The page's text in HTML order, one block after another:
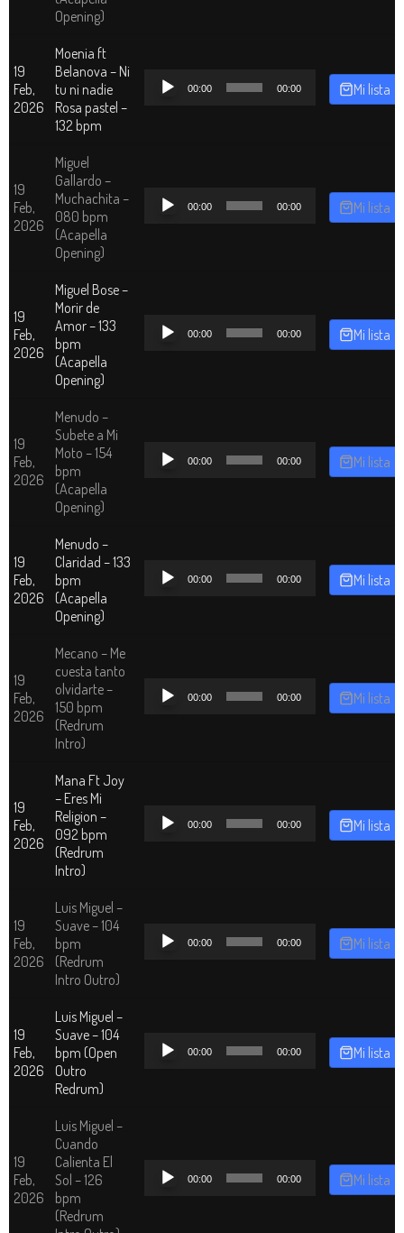
Opening)
19
Feb,
2026
Moenia ft
Belanova – Ni
tu ni nadie
Rosa pastel –
132 bpm
Reproductor
00:00 00:00 Mi lista
19
Feb,
2026
Miguel
Gallardo –
Muchachita –
080 bpm
(Acapella
Opening)
Reproductor
00:00 00:00 Mi lista
19
Feb,
2026
Miguel Bose –
Morir de
Amor – 133
bpm
(Acapella
Opening)
Reproductor
00:00 00:00 Mi lista
19
Feb,
2026
Menudo –
Subete a Mi
Moto – 154
bpm
(Acapella
Opening)
Reproductor
00:00 00:00 Mi lista
19
Feb,
2026
Menudo –
Claridad – 133
bpm
(Acapella
Opening)
Reproductor
00:00 00:00 Mi lista
19
Feb,
2026
Mecano – Me
cuesta tanto
olvidarte –
150 bpm
(Redrum
Intro)
Reproductor
00:00 00:00 Mi lista
19
Feb,
2026
Mana Ft Joy
– Eres Mi
Religion –
092 bpm
(Redrum
Intro)
Reproductor
00:00 00:00 Mi lista
19
Feb,
2026
Luis Miguel –
Suave – 104
bpm
(Redrum
Intro Outro)
Reproductor
00:00 00:00 Mi lista
19
Feb,
2026
Luis Miguel –
Suave – 104
bpm (Open
Outro
Redrum)
Reproductor
00:00 00:00 Mi lista
19
Feb,
2026
Luis Miguel –
Cuando
Calienta El
Sol – 126
bpm
(Redrum
Reproductor
00:00 00:00 Mi lista